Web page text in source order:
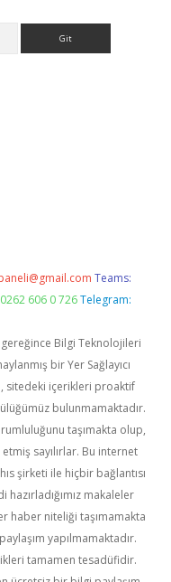
Teams:
606 0 726 Telegram:
gereğince Bilgi Teknolojileri
bir Yer Sağlayıcı
sitedeki içerikleri proaktif
bulunmamaktadır.
taşımakta olup,
sayılırlar. Bu internet
şirketi ile hiçbir bağlantısı
makaleler
haber niteliği taşımamakta
yapılmamaktadır.
tamamen tesadüfidir.